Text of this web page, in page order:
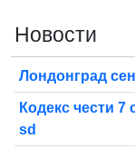
Новости
Лондонград
Кодекс чести 7
sd